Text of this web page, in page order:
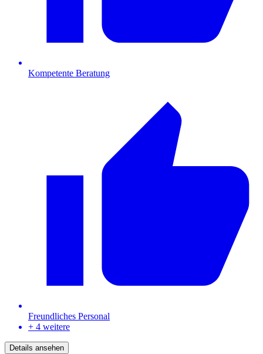
Kompetente Beratung
Freundliches Personal
+ 4 weitere
Details ansehen